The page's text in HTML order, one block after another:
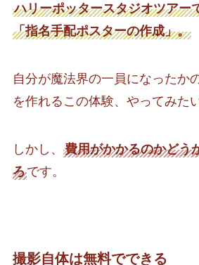
ハリーポッタースタジオツアー
「指名手配ポスターの作成」。
自分が魔法界の一員になったか
を作れるこの体験、やってみた
しかし、 費用がかかるのかどう
ろです。
撮影自体は無料でできる